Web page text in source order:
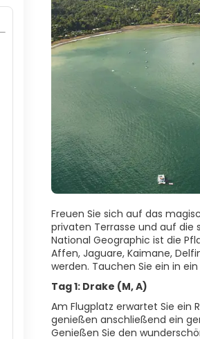
Freuen Sie sich auf das
privaten Terrasse und auf die
National Geographic ist die
Affen, Jaguare, Kaimane,
werden. Tauchen Sie ein in
Tag 1: Drake (M, A)
Am Flugplatz erwartet Sie ein
genießen anschließend ein
Genießen Sie den